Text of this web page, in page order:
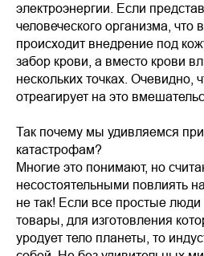
электроэнергии. Если
человеческого организма,
происходит внедрение под
забор крови, а вместо крови
нескольких точках. Очевидно,
отреагирует на это
Так почему мы удивляемся
катастрофам?
Многие это понимают, но
несостоятельными повлиять
не так! Если все простые люди
товары, для изготовления
уродует тело планеты, то